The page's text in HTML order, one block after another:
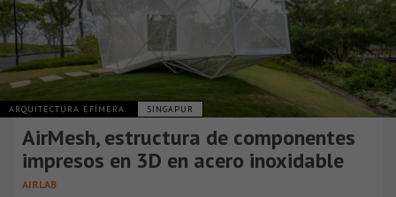
ARQUITECTURA EFÍMERA SINGAPUR
AirMesh, estructura de componentes
impresos en 3D en acero inoxidable
AIRLAB